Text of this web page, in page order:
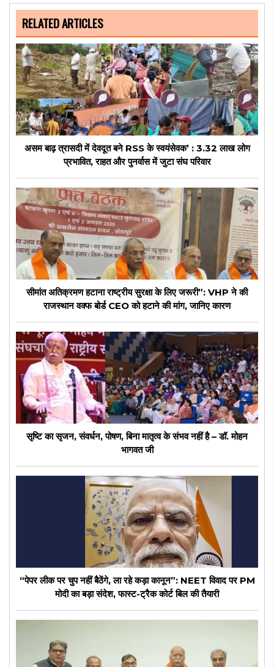
RELATED ARTICLES
असम बाढ़ त्रासदी में देवदूत बने RSS के स्वयंसेवक’ : 3.32 लाख लोग
प्रभावित, राहत और पुनर्वास में जुटा संघ परिवार
सीमांत अतिक्रमण हटाना राष्ट्रीय सुरक्षा के लिए जरूरी”: VHP ने की
राजस्थान वक्फ बोर्ड CEO को हटाने की मांग, जानिए कारण
सृष्टि का सृजन, संवर्धन, पोषण, बिना मातृत्व के संभव नहीं है – डॉ. मोहन
भागवत जी
“पेपर लीक पर चुप नहीं बैठेंगे, ला रहे कड़ा कानून”: NEET विवाद पर PM
मोदी का बड़ा संदेश, फास्ट-ट्रैक कोर्ट बिल की तैयारी